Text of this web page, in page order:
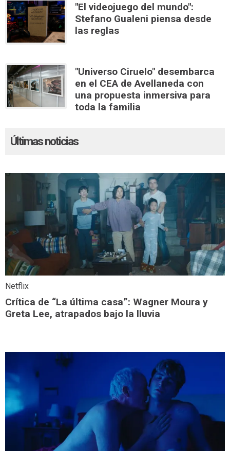
"El videojuego del mundo":
Stefano Gualeni piensa desde
las reglas
"Universo Ciruelo" desembarca
en el CEA de Avellaneda con
una propuesta inmersiva para
toda la familia
Últimas noticias
Netflix
Crítica de “La última casa”: Wagner Moura y
Greta Lee, atrapados bajo la lluvia